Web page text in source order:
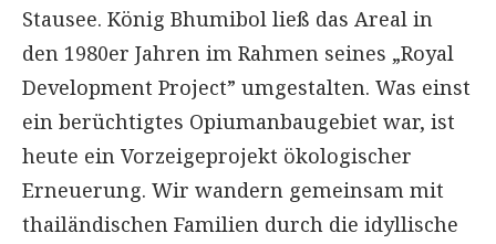
Stausee. König Bhumibol ließ das Areal in
den 1980er Jahren im Rahmen seines „Royal
Development Project” umgestalten. Was einst
ein berüchtigtes Opiumanbaugebiet war, ist
heute ein Vorzeigeprojekt ökologischer
Erneuerung. Wir wandern gemeinsam mit
thailändischen Familien durch die idyllische